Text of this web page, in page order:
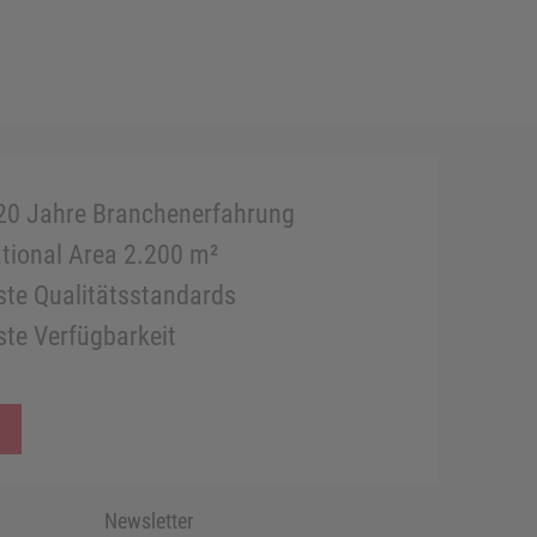
Jahre Branchenerfahrung
Area 2.200 m²
Qualitätsstandards
Verfügbarkeit
Newsletter